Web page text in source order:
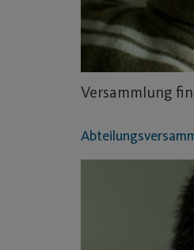
Versammlung